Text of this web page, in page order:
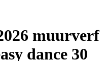
muurverf
dance 30